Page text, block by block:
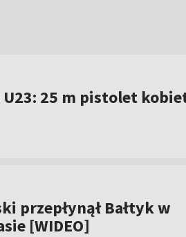
25 m pistolet
przepłynął Bałtyk w
[WIDEO]